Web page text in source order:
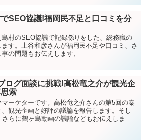
SEO協議!福岡民不足と口コミを分
村のSEO協議で記録係りをした、総務職の
す。上谷和彦さんが福岡民不足や口コミ、さ
の問題もお伝えします。
ログ面談に挑戦!高松竜之介が観光企
索
ーケターです。高松竜之介さんの第5回の秦
観光企画と好評の議論を報告します。そし
らに鶴ヶ島動画の議論などもお伝えしま